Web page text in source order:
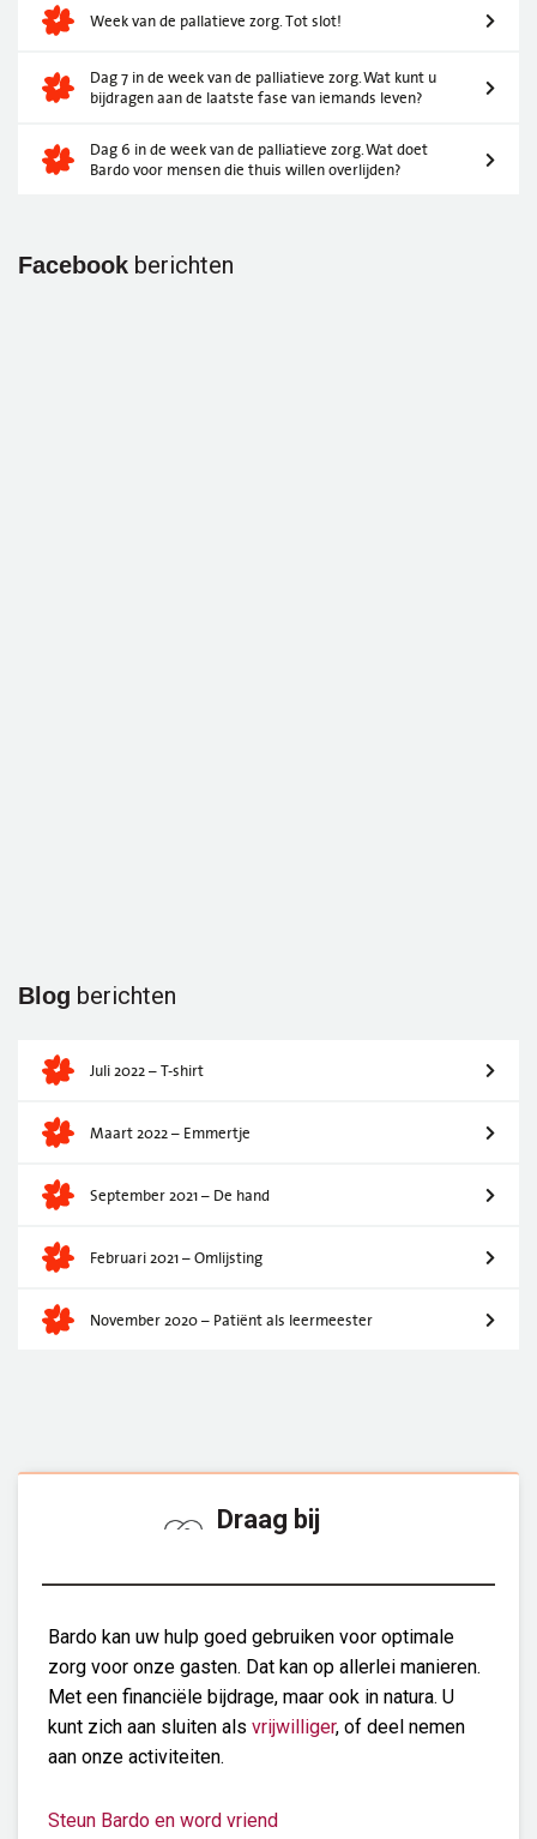
Week van de pallatieve zorg. Tot slot!
Dag 7 in de week van de palliatieve zorg. Wat kunt u
bijdragen aan de laatste fase van iemands leven?
Dag 6 in de week van de palliatieve zorg. Wat doet
Bardo voor mensen die thuis willen overlijden?
Facebook berichten
Blog berichten
Juli 2022 – T-shirt
Maart 2022 – Emmertje
September 2021 – De hand
Februari 2021 – Omlijsting
November 2020 – Patiënt als leermeester
Draag bij
Bardo kan uw hulp goed gebruiken voor optimale
zorg voor onze gasten. Dat kan op allerlei manieren.
Met een financiële bijdrage, maar ook in natura. U
kunt zich aan sluiten als vrijwilliger, of deel nemen
aan onze activiteiten.
Steun Bardo en word vriend